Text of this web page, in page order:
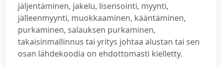
jäljentäminen, jakelu, lisensointi, myynti,
jälleenmyynti, muokkaaminen, kääntäminen,
purkaminen, salauksen purkaminen,
takaisinmallinnus tai yritys johtaa alustan tai sen
osan lähdekoodia on ehdottomasti kielletty.